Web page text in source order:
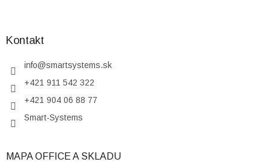
Kontakt
info@smartsystems.sk
+421 911 542 322
+421 904 06 88 77
Smart-Systems
MAPA OFFICE A SKLADU